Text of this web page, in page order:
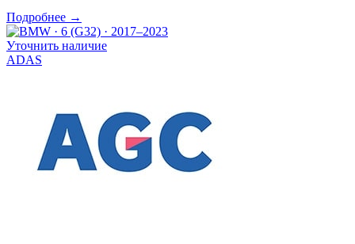
Подробнее →
Уточнить наличие
ADAS